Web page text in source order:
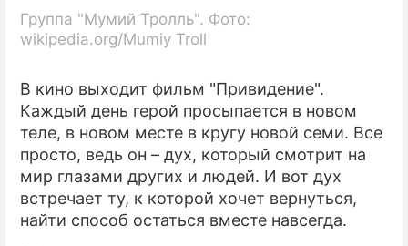
Группа "Мумий Тролль". Фото:
wikipedia.org/Mumiy Troll
В кино выходит фильм "Привидение".
Каждый день герой просыпается в новом
теле, в новом месте в кругу новой семи. Все
просто, ведь он – дух, который смотрит на
мир глазами других и людей. И вот дух
встречает ту, к которой хочет вернуться,
найти способ остаться вместе навсегда.